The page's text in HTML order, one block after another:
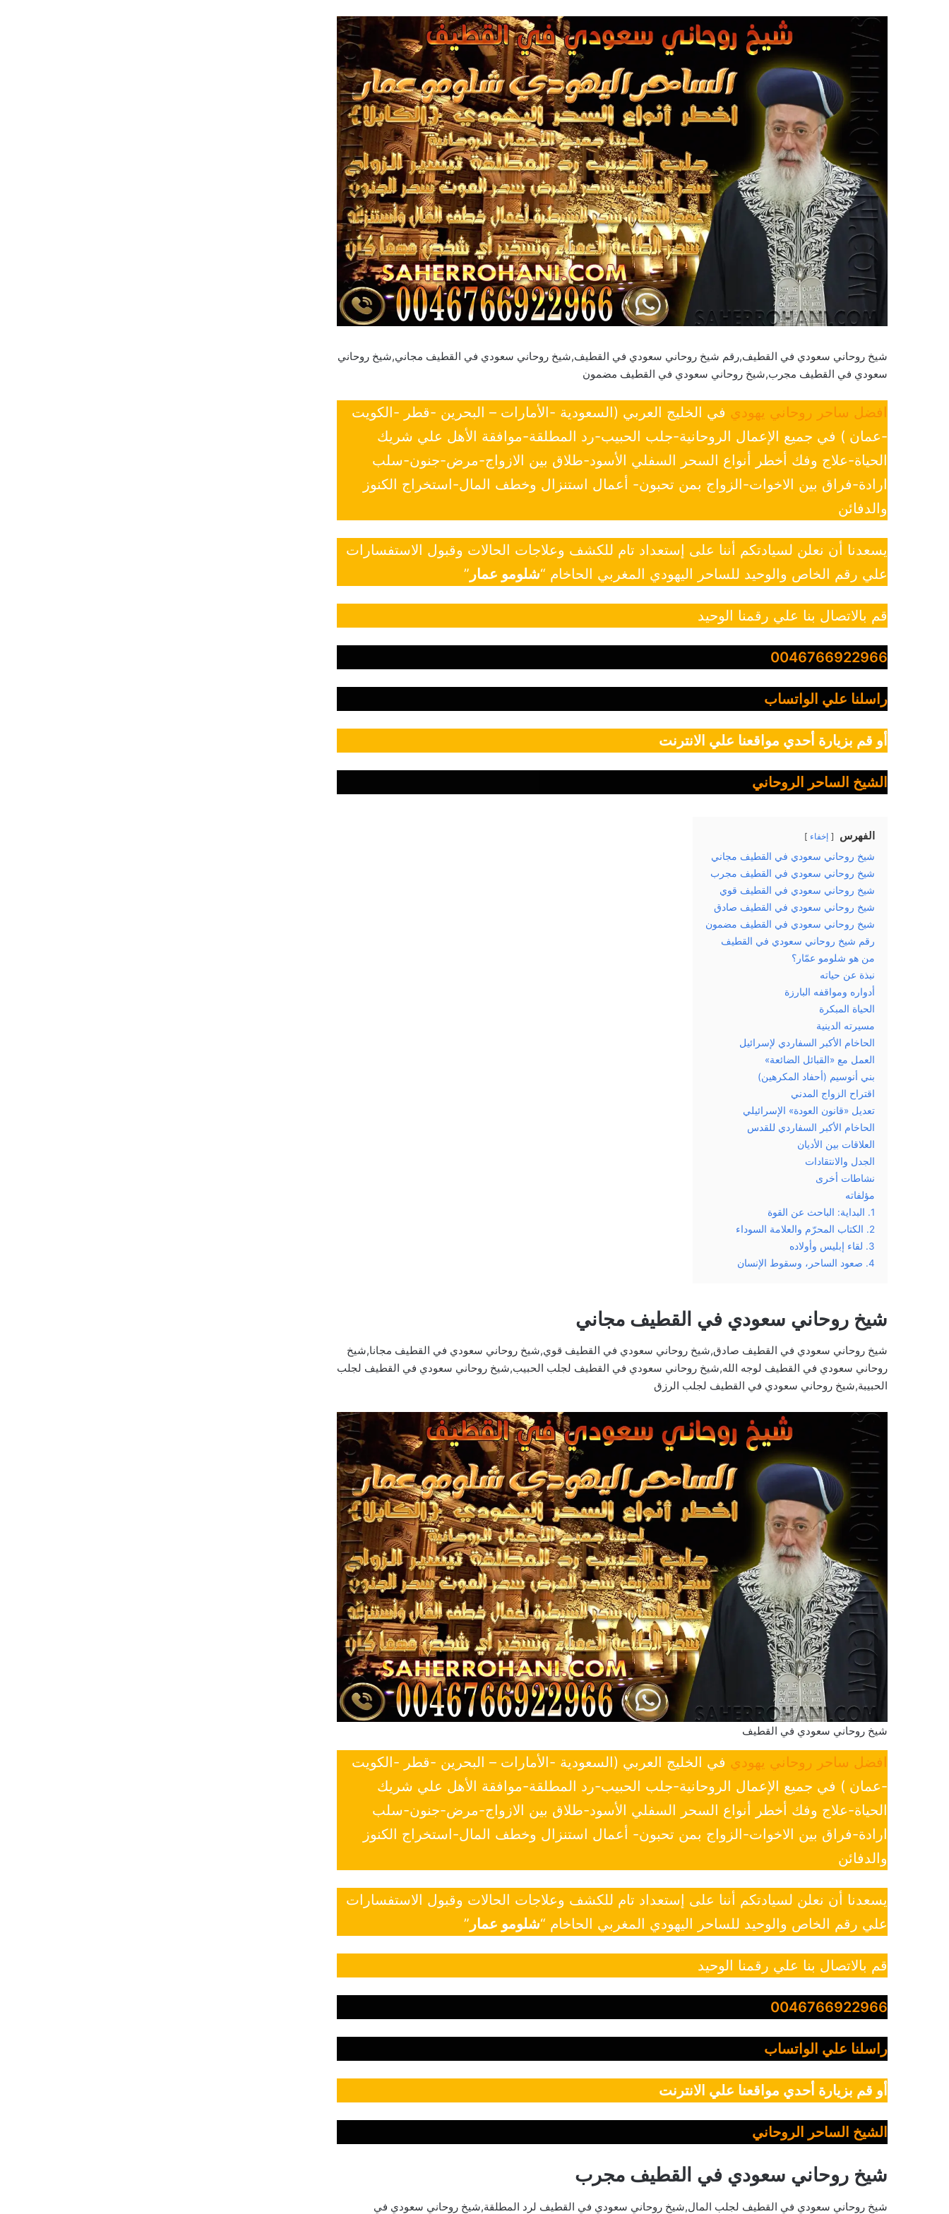
شيخ روحاني سعودي في القطيف,رقم شيخ روحاني سعودي في القطيف,شيخ روحاني سعودي في القطيف مجاني,شيخ روحاني
سعودي في القطيف مجرب,شيخ روحاني سعودي في القطيف مضمون
افضل ساحر روحاني يهودي في الخليج العربي (السعودية -الأمارات – البحرين -قطر -الكويت
-عمان ) في جميع الإعمال الروحانية-جلب الحبيب-رد المطلقة-موافقة الأهل علي شريك
الحياة-علاج وفك أخطر أنواع السحر السفلي الأسود-طلاق بين الازواج-مرض-جنون-سلب
ارادة-فراق بين الاخوات-الزواج بمن تحبون- أعمال استنزال وخطف المال-استخراج الكنوز
والدفائن
يسعدنا أن نعلن لسيادتكم أننا على إستعداد تام للكشف وعلاجات الحالات وقبول الاستفسارات
علي رقم الخاص والوحيد للساحر اليهودي المغربي الحاخام “شلومو عمار ”
قم بالاتصال بنا علي رقمنا الوحيد
0046766922966
راسلنا علي الواتساب
أو قم بزيارة أحدي مواقعنا علي الانترنت
الشيخ الساحر الروحاني
الفهرس إخفاء
شيخ روحاني سعودي في القطيف مجاني
شيخ روحاني سعودي في القطيف مجرب
شيخ روحاني سعودي في القطيف قوي
شيخ روحاني سعودي في القطيف صادق
شيخ روحاني سعودي في القطيف مضمون
رقم شيخ روحاني سعودي في القطيف
من هو شلومو عمّار؟
نبذة عن حياته
أدواره ومواقفه البارزة
الحياة المبكرة
مسيرته الدينية
الحاخام الأكبر السفاردي لإسرائيل
العمل مع «القبائل الضائعة»
بني أنوسيم (أحفاد المكرهين)
اقتراح الزواج المدني
تعديل «قانون العودة» الإسرائيلي
الحاخام الأكبر السفاردي للقدس
العلاقات بين الأديان
الجدل والانتقادات
نشاطات أخرى
مؤلفاته
1. البداية: الباحث عن القوة
2. الكتاب المحرّم والعلامة السوداء
3. لقاء إبليس وأولاده
4. صعود الساحر، وسقوط الإنسان
شيخ روحاني سعودي في القطيف مجاني
شيخ روحاني سعودي في القطيف صادق,شيخ روحاني سعودي في القطيف قوي,شيخ روحاني سعودي في القطيف مجانا,شيخ
روحاني سعودي في القطيف لوجه الله,شيخ روحاني سعودي في القطيف لجلب الحبيب,شيخ روحاني سعودي في القطيف لجلب
الحبيبة,شيخ روحاني سعودي في القطيف لجلب الرزق
شيخ روحاني سعودي في القطيف
افضل ساحر روحاني يهودي في الخليج العربي (السعودية -الأمارات – البحرين -قطر -الكويت
-عمان ) في جميع الإعمال الروحانية-جلب الحبيب-رد المطلقة-موافقة الأهل علي شريك
الحياة-علاج وفك أخطر أنواع السحر السفلي الأسود-طلاق بين الازواج-مرض-جنون-سلب
ارادة-فراق بين الاخوات-الزواج بمن تحبون- أعمال استنزال وخطف المال-استخراج الكنوز
والدفائن
يسعدنا أن نعلن لسيادتكم أننا على إستعداد تام للكشف وعلاجات الحالات وقبول الاستفسارات
علي رقم الخاص والوحيد للساحر اليهودي المغربي الحاخام “شلومو عمار ”
قم بالاتصال بنا علي رقمنا الوحيد
0046766922966
راسلنا علي الواتساب
أو قم بزيارة أحدي مواقعنا علي الانترنت
الشيخ الساحر الروحاني
شيخ روحاني سعودي في القطيف مجرب
شيخ روحاني سعودي في القطيف لجلب المال,شيخ روحاني سعودي في القطيف لرد المطلقة,شيخ روحاني سعودي في